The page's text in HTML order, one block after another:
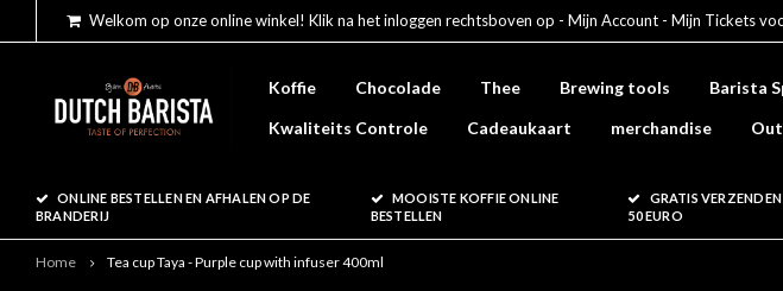
Welkom op onze online winkel! Klik na het inloggen rechtsboven op - Mijn Account - Mijn Tickets
Koffie Chocolade Thee Brewing tools Barista
Kwaliteits Controle
Cadeaukaart merchandise
ONLINE BESTELLEN EN AFHALEN OP DE
BRANDERIJ
MOOISTE KOFFIE ONLINE
BESTELLEN
GRATIS
50 EURO
Home Tea cup Taya - Purple cup with infuser 400ml